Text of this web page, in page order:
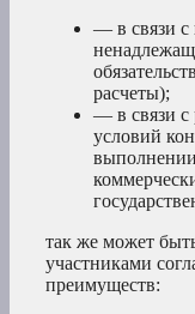
— в связи с
расчеты);
— в связи с
условий
так же может
участниками
преимуществ: